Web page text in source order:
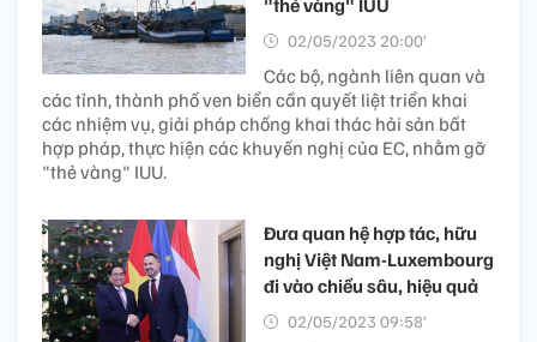
02/05/2023 20:00’
Các bộ, ngành liên quan và
các tỉnh, thành phố ven biển cần quyết liệt triển khai
các nhiệm vụ, giải pháp chống khai thác hải sản bất
hợp pháp, thực hiện các khuyến nghị của EC, nhằm gỡ
"thẻ vàng" IUU.
Đưa quan hệ hợp tác, hữu
nghị Việt Nam-Luxembourg
đi vào chiều sâu, hiệu quả
02/05/2023 09:58’